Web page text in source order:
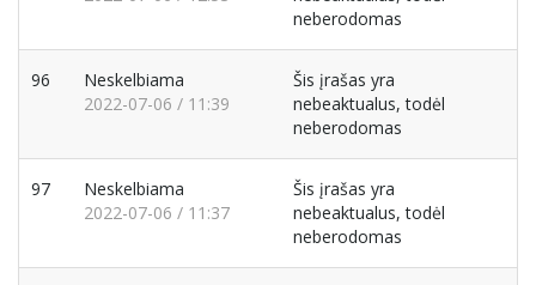
neberodomas
96
Neskelbiama
2022-07-06 / 11:39
Šis įrašas yra
nebeaktualus, todėl
neberodomas
97
Neskelbiama
2022-07-06 / 11:37
Šis įrašas yra
nebeaktualus, todėl
neberodomas